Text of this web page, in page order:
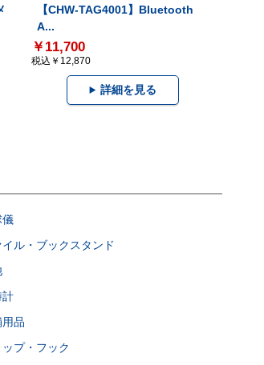
【CHW-TAG4001】Bluetooth
A...
￥11,700
税込￥12,870
詳細を見る
儀
イル・ブックスタンド
計
用品
ップ・フック